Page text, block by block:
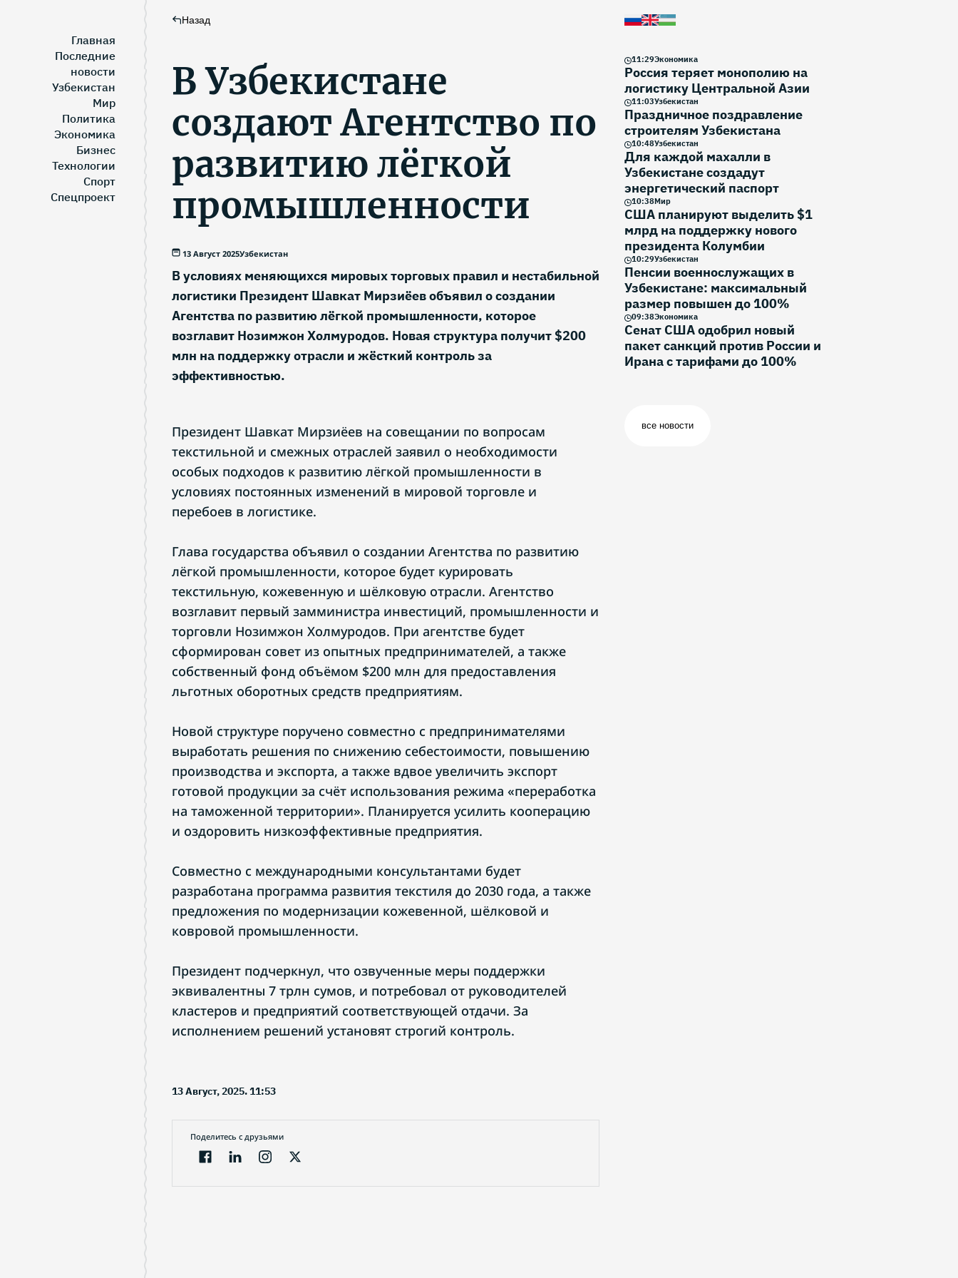
Главная
Последние
новости
Узбекистан
Мир
Политика
Экономика
Бизнес
Технологии
Спорт
Спецпроект
Назад
В Узбекистане
создают Агентство по
развитию лёгкой
промышленности
13 Август 2025Узбекистан
В условиях меняющихся мировых торговых правил и нестабильной
логистики Президент Шавкат Мирзиёев объявил о создании
Агентства по развитию лёгкой промышленности, которое
возглавит Нозимжон Холмуродов. Новая структура получит $200
млн на поддержку отрасли и жёсткий контроль за
эффективностью.
Президент Шавкат Мирзиёев на совещании по вопросам
текстильной и смежных отраслей заявил о необходимости
особых подходов к развитию лёгкой промышленности в
условиях постоянных изменений в мировой торговле и
перебоев в логистике.
Глава государства объявил о создании Агентства по развитию
лёгкой промышленности, которое будет курировать
текстильную, кожевенную и шёлковую отрасли. Агентство
возглавит первый замминистра инвестиций, промышленности и
торговли Нозимжон Холмуродов. При агентстве будет
сформирован совет из опытных предпринимателей, а также
собственный фонд объёмом $200 млн для предоставления
льготных оборотных средств предприятиям.
Новой структуре поручено совместно с предпринимателями
выработать решения по снижению себестоимости, повышению
производства и экспорта, а также вдвое увеличить экспорт
готовой продукции за счёт использования режима «переработка
на таможенной территории». Планируется усилить кооперацию
и оздоровить низкоэффективные предприятия.
Совместно с международными консультантами будет
разработана программа развития текстиля до 2030 года, а также
предложения по модернизации кожевенной, шёлковой и
ковровой промышленности.
Президент подчеркнул, что озвученные меры поддержки
эквивалентны 7 трлн сумов, и потребовал от руководителей
кластеров и предприятий соответствующей отдачи. За
исполнением решений установят строгий контроль.
13 Август, 2025. 11:53
Поделитесь с друзьями
11:29Экономика
Россия теряет монополию на
логистику Центральной Азии
11:03Узбекистан
Праздничное поздравление
строителям Узбекистана
10:48Узбекистан
Для каждой махалли в
Узбекистане создадут
энергетический паспорт
10:38Мир
США планируют выделить $1
млрд на поддержку нового
президента Колумбии
10:29Узбекистан
Пенсии военнослужащих в
Узбекистане: максимальный
размер повышен до 100%
09:38Экономика
Сенат США одобрил новый
пакет санкций против России и
Ирана с тарифами до 100%
все новости